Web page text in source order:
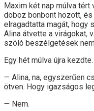
Maxim két nap múlva
doboz bonbont hozott,
elragadtatta magát, hogy
Alina átvette a virágokat,
szóló beszélgetések
Egy hét múlva újra
— Alina, na, egyszerűen
ötven. Hogy igazságos
— Nem.